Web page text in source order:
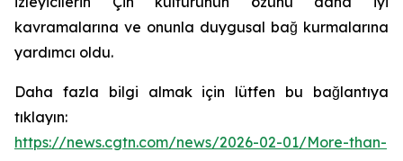
kavramalarına ve onunla duygusal bağ kurmalarına
yardımcı oldu.
Daha fazla bilgi almak için lütfen bu bağlantıya
tıklayın:
https://news.cgtn.com/news/2026-02-01/More-than-